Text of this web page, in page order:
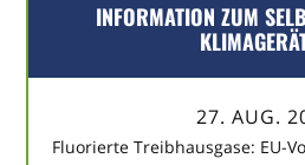
INFORMATION ZUM
27. AUG.
Fluorierte Treibhausgase: EU-